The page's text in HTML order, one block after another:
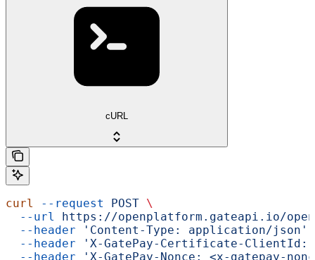
cURL
curl --request POST \
  --url
https://openplatform.gateapi.io/
  --header
'Content-Type: application/json'
  --header
'X-GatePay-Certificate-
  --header
'X-GatePay-Nonce: <x-gatepay-